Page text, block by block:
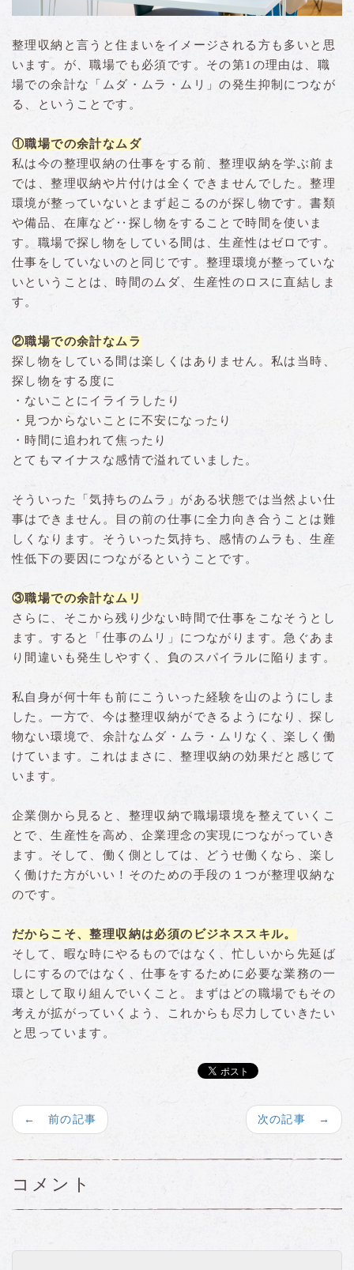
整理収納と言うと住まいをイメージされる方も多いと思
います。が、職場でも必須です。その第1の理由は、職
場での余計な「ムダ・ムラ・ムリ」の発生抑制につなが
る、ということです。
①職場での余計なムダ
私は今の整理収納の仕事をする前、整理収納を学ぶ前ま
では、整理収納や片付けは全くできませんでした。整理
環境が整っていないとまず起こるのが探し物です。書類
や備品、在庫など‥探し物をすることで時間を使いま
す。職場で探し物をしている間は、生産性はゼロです。
仕事をしていないのと同じです。整理環境が整っていな
いということは、時間のムダ、生産性のロスに直結しま
す。
②職場での余計なムラ
探し物をしている間は楽しくはありません。私は当時、
探し物をする度に
・ないことにイライラしたり
・見つからないことに不安になったり
・時間に追われて焦ったり
とてもマイナスな感情で溢れていました。
そういった「気持ちのムラ」がある状態では当然よい仕
事はできません。目の前の仕事に全力向き合うことは難
しくなります。そういった気持ち、感情のムラも、生産
性低下の要因につながるということです。
③職場での余計なムリ
さらに、そこから残り少ない時間で仕事をこなそうとし
ます。すると「仕事のムリ」につながります。急ぐあま
り間違いも発生しやすく、負のスパイラルに陥ります。
私自身が何十年も前にこういった経験を山のようにしま
した。一方で、今は整理収納ができるようになり、探し
物ない環境で、余計なムダ・ムラ・ムリなく、楽しく働
けています。これはまさに、整理収納の効果だと感じて
います。
企業側から見ると、整理収納で職場環境を整えていくこ
とで、生産性を高め、企業理念の実現につながっていき
ます。そして、働く側としては、どうせ働くなら、楽し
く働けた方がいい！そのための手段の１つが整理収納な
のです。
だからこそ、整理収納は必須のビジネススキル。
そして、暇な時にやるものではなく、忙しいから先延ば
しにするのではなく、仕事をするために必要な業務の一
環として取り組んでいくこと。まずはどの職場でもその
考えが拡がっていくよう、これからも尽力していきたい
と思っています。
次の記事 →
← 前の記事
コメント